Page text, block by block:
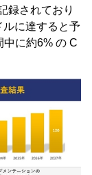
録されており
ルに達すると予
に約6% の C